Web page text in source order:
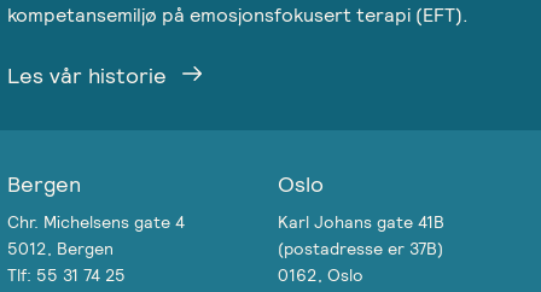
kompetansemiljø på emosjonsfokusert terapi (EFT).
Les vår historie
Bergen
Chr. Michelsens gate 4
5012, Bergen
Tlf: 55 31 74 25
Oslo
Karl Johans gate 41B
(postadresse er 37B)
0162, Oslo